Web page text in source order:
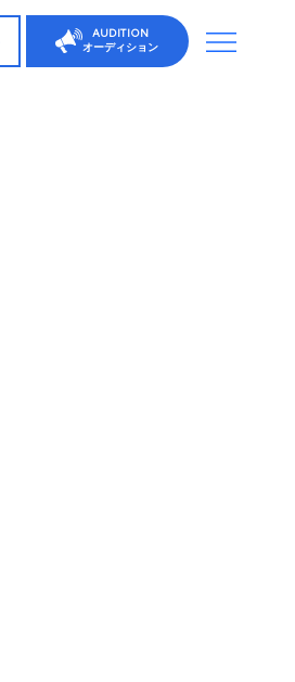
AUDITION
オーディション